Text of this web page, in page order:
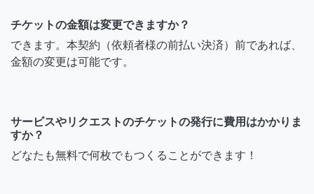
チケットの金額は変更できますか？
できます。本契約（依頼者様の前払い決済）前であれば、
金額の変更は可能です。
サービスやリクエストのチケットの発行に費用はかかりま
すか？
どなたも無料で何枚でもつくることができます！